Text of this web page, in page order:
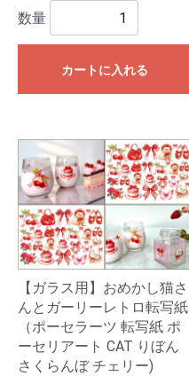
数量
カートに入れる
【ガラス用】おめかし猫さ
んとガーリーレトロ転写紙
（ポーセラーツ 転写紙 ポ
ーセリアート CAT りぼん
さくらんぼ チェリー)